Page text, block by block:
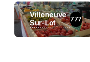
Villeneuve-
Sur-Lot
777